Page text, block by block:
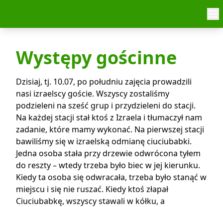
Występy gościnne
Dzisiaj, tj. 10.07, po południu zajęcia prowadzili
nasi izraelscy goście. Wszyscy zostaliśmy
podzieleni na sześć grup i przydzieleni do stacji.
Na każdej stacji stał ktoś z Izraela i tłumaczył nam
zadanie, które mamy wykonać. Na pierwszej stacji
bawiliśmy się w izraelską odmianę ciuciubabki.
Jedna osoba stała przy drzewie odwrócona tyłem
do reszty – wtedy trzeba było biec w jej kierunku.
Kiedy ta osoba się odwracała, trzeba było stanąć w
miejscu i się nie ruszać. Kiedy ktoś złapał
Ciuciubabkę, wszyscy stawali w kółku, a